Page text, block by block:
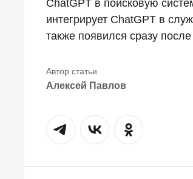
ChatGPT в поисковую
интегрирует ChatGPT в
также появился сразу
Алексей Павлов